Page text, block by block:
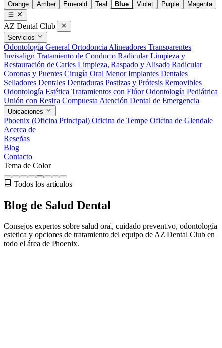
Orange Amber Emerald Teal Blue Violet Purple Magenta
AZ Dental Club
Servicios
Odontología General Ortodoncia Alineadores Transparentes
Invisalign Tratamiento de Conducto RadicularLimpieza y
Restauración de Caries Limpieza, Raspado y Alisado Radicular
Coronas y Puentes Cirugía Oral MenorImplantes Dentales
Selladores Dentales Dentaduras Postizas y Prótesis Removibles
Odontología Estética Tratamientos con FlúorOdontología Pediátrica
Unión con Resina Compuesta Atención Dental de Emergencia
Ubicaciones
Phoenix (Oficina Principal) Oficina de Tempe Oficina de Glendale
Acerca de
Reseñas
Blog
Contacto
Tema de Color
Todos los artículos
Blog de Salud Dental
Consejos expertos sobre salud oral, cuidado preventivo, odontología
estética y opciones de tratamiento del equipo de AZ Dental Club en
todo el área de Phoenix.